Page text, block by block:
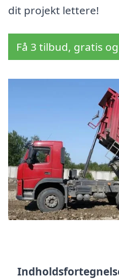
dit projekt lettere!
Få 3 tilbud, gratis